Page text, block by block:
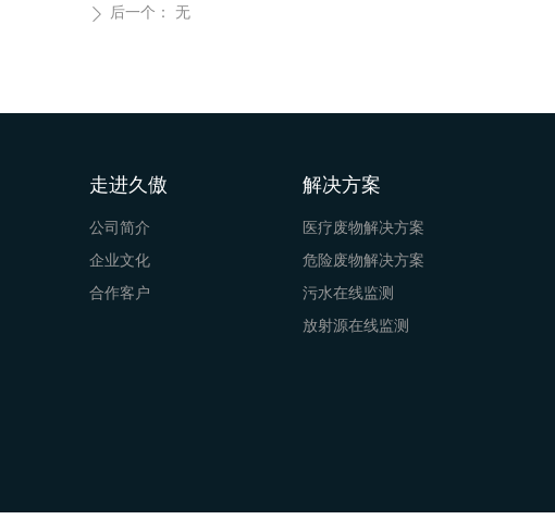
ꄲ 后一个： 无
走进久傲
公司简介
企业文化
合作客户
解决方案
医疗废物解决方案
危险废物解决方案
污水在线监测
放射源在线监测